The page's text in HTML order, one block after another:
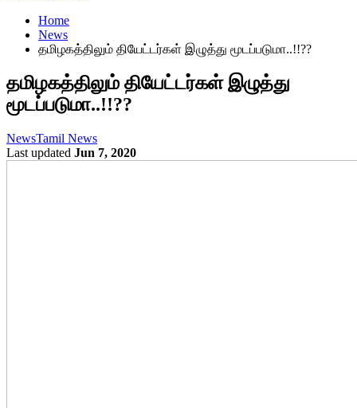
Home
News
தமிழகத்திலும் தியேட்டர்கள் இழுத்து மூடப்படுமா..!!??
தமிழகத்திலும் தியேட்டர்கள் இழுத்து
மூடப்படுமா..!!??
NewsTamil News
Last updated Jun 7, 2020